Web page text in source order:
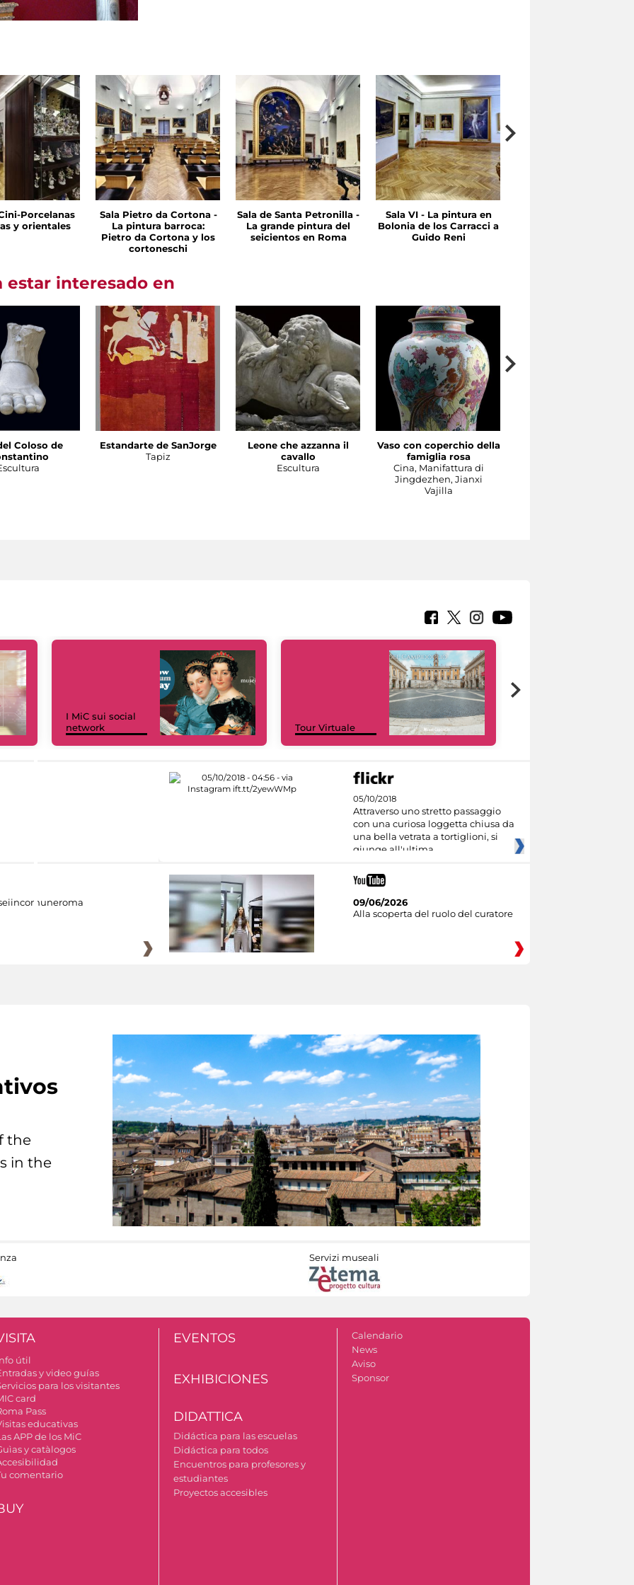
Porcelanas
y orientales
Sala Pietro da Cortona -
La pintura barroca:
Pietro da Cortona y los
cortoneschi
Sala de Santa Petronilla -
La grande pintura del
seicientos en Roma
Sala VI - La pintura en
Bolonia de los Carracci a
Guido Reni
interesado en
Coloso de
Estandarte de SanJorge
Tapiz
Leone che azzanna il
cavallo
Escultura
Vaso con coperchio della
famiglia rosa
Cina, Manifattura di
Jingdezhen, Jianxi
Vajilla
I MiC sui social
network
Tour Virtuale
05/10/2018
Attraverso uno stretto passaggio
con una curiosa loggetta chiusa da
una bella vetrata a tortiglioni, si
giunge all'ultima
09/06/2026
Alla scoperta del ruolo del curatore
the
in the
Servizi museali
útil
y video guías
para los visitantes
card
Pass
educativas
APP de los MiC
y catàlogos
comentario
EVENTOS
EXHIBICIONES
DIDATTICA
Didáctica para las escuelas
Didáctica para todos
Encuentros para profesores y
estudiantes
Proyectos accesibles
Calendario
News
Aviso
Sponsor